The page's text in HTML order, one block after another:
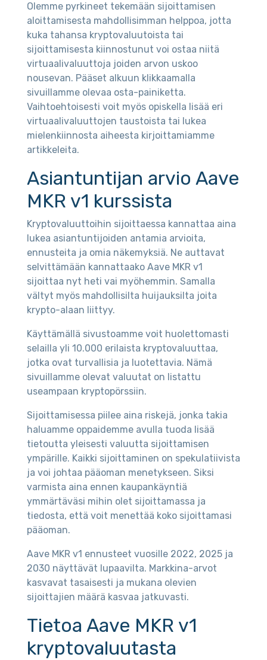
Olemme pyrkineet tekemään sijoittamisen
aloittamisesta mahdollisimman helppoa, jotta
kuka tahansa kryptovaluutoista tai
sijoittamisesta kiinnostunut voi ostaa niitä
virtuaalivaluuttoja joiden arvon uskoo
nousevan. Pääset alkuun klikkaamalla
sivuillamme olevaa osta-painiketta.
Vaihtoehtoisesti voit myös opiskella lisää eri
virtuaalivaluuttojen taustoista tai lukea
mielenkiinnosta aiheesta kirjoittamiamme
artikkeleita.
Asiantuntijan arvio Aave
MKR v1 kurssista
Kryptovaluuttoihin sijoittaessa kannattaa aina
lukea asiantuntijoiden antamia arvioita,
ennusteita ja omia näkemyksiä. Ne auttavat
selvittämään kannattaako Aave MKR v1
sijoittaa nyt heti vai myöhemmin. Samalla
vältyt myös mahdollisilta huijauksilta joita
krypto-alaan liittyy.
Käyttämällä sivustoamme voit huolettomasti
selailla yli 10.000 erilaista kryptovaluuttaa,
jotka ovat turvallisia ja luotettavia. Nämä
sivuillamme olevat valuutat on listattu
useampaan kryptopörssiin.
Sijoittamisessa piilee aina riskejä, jonka takia
haluamme oppaidemme avulla tuoda lisää
tietoutta yleisesti valuutta sijoittamisen
ympärille. Kaikki sijoittaminen on spekulatiivista
ja voi johtaa pääoman menetykseen. Siksi
varmista aina ennen kaupankäyntiä
ymmärtäväsi mihin olet sijoittamassa ja
tiedosta, että voit menettää koko sijoittamasi
pääoman.
Aave MKR v1 ennusteet vuosille 2022, 2025 ja
2030 näyttävät lupaavilta. Markkina-arvot
kasvavat tasaisesti ja mukana olevien
sijoittajien määrä kasvaa jatkuvasti.
Tietoa Aave MKR v1
kryptovaluutasta